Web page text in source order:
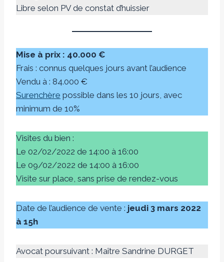
Libre selon PV de constat d’huissier
Mise à prix : 40.000 €
Frais : connus quelques jours avant l’audience
Vendu à : 84.000 €
Surenchère possible dans les 10 jours, avec
minimum de 10%
Visites du bien :
Le 02/02/2022 de 14:00 à 16:00
Le 09/02/2022 de 14:00 à 16:00
Visite sur place, sans prise de rendez-vous
Date de l’audience de vente : jeudi 3 mars 2022
à 15h
Avocat poursuivant : Maître Sandrine DURGET